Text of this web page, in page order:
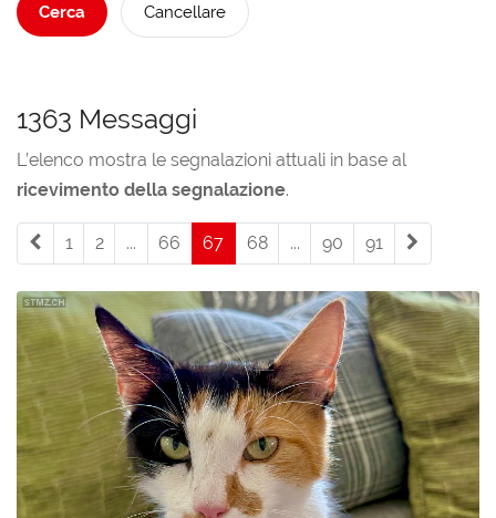
Cerca Cancellare
1363 Messaggi
L’elenco mostra le segnalazioni attuali in base al
ricevimento della segnalazione.
1 2 ... 66 67 (current)
68 ... 90 91